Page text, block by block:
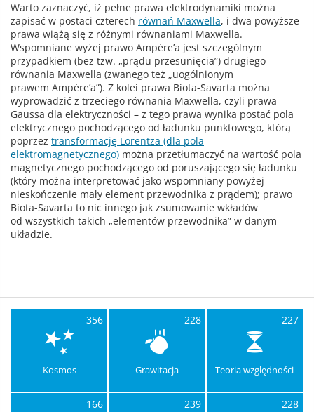
Warto zaznaczyć, iż pełne prawa elektrodynamiki można
zapisać w postaci czterech równań Maxwella, i dwa powyższe
prawa wiążą się z różnymi równaniami Maxwella.
Wspomniane wyżej prawo Ampère’a jest szczególnym
przypadkiem (bez tzw. „prądu przesunięcia”) drugiego
równania Maxwella (zwanego też „uogólnionym
prawem Ampère’a”). Z kolei prawa Biota-Savarta można
wyprowadzić z trzeciego równania Maxwella, czyli prawa
Gaussa dla elektryczności – z tego prawa wynika postać pola
elektrycznego pochodzącego od ładunku punktowego, którą
poprzez transformację Lorentza (dla pola
elektromagnetycznego) można przetłumaczyć na wartość pola
magnetycznego pochodzącego od poruszającego się ładunku
(który można interpretować jako wspomniany powyżej
nieskończenie mały element przewodnika z prądem); prawo
Biota-Savarta to nic innego jak zsumowanie wkładów
od wszystkich takich „elementów przewodnika” w danym
układzie.
356
Kosmos
228
Grawitacja
227
Teoria względności
166 239 228